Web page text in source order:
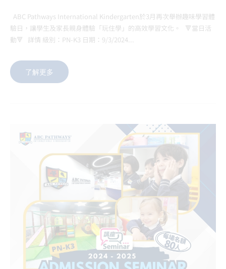
ABC Pathways International Kindergarten於3月再次舉辦趣味學習體
驗日，讓學生及家長親身體驗「玩住學」的高效學習文化。 🔻當日活
動🔻 詳情 級別：PN-K3 日期：9/3/2024...
了解更多